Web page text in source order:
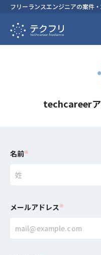
フリーランスエンジニアの案件・
techcareerア
名前※
メールアドレス※